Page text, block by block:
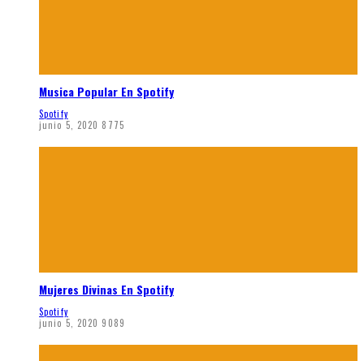
Musica Popular En Spotify
Spotify
junio 5, 2020 8775
Mujeres Divinas En Spotify
Spotify
junio 5, 2020 9089